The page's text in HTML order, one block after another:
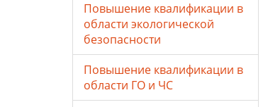
Повышение квалификации в
области экологической
безопасности
Повышение квалификации в
области ГО и ЧС